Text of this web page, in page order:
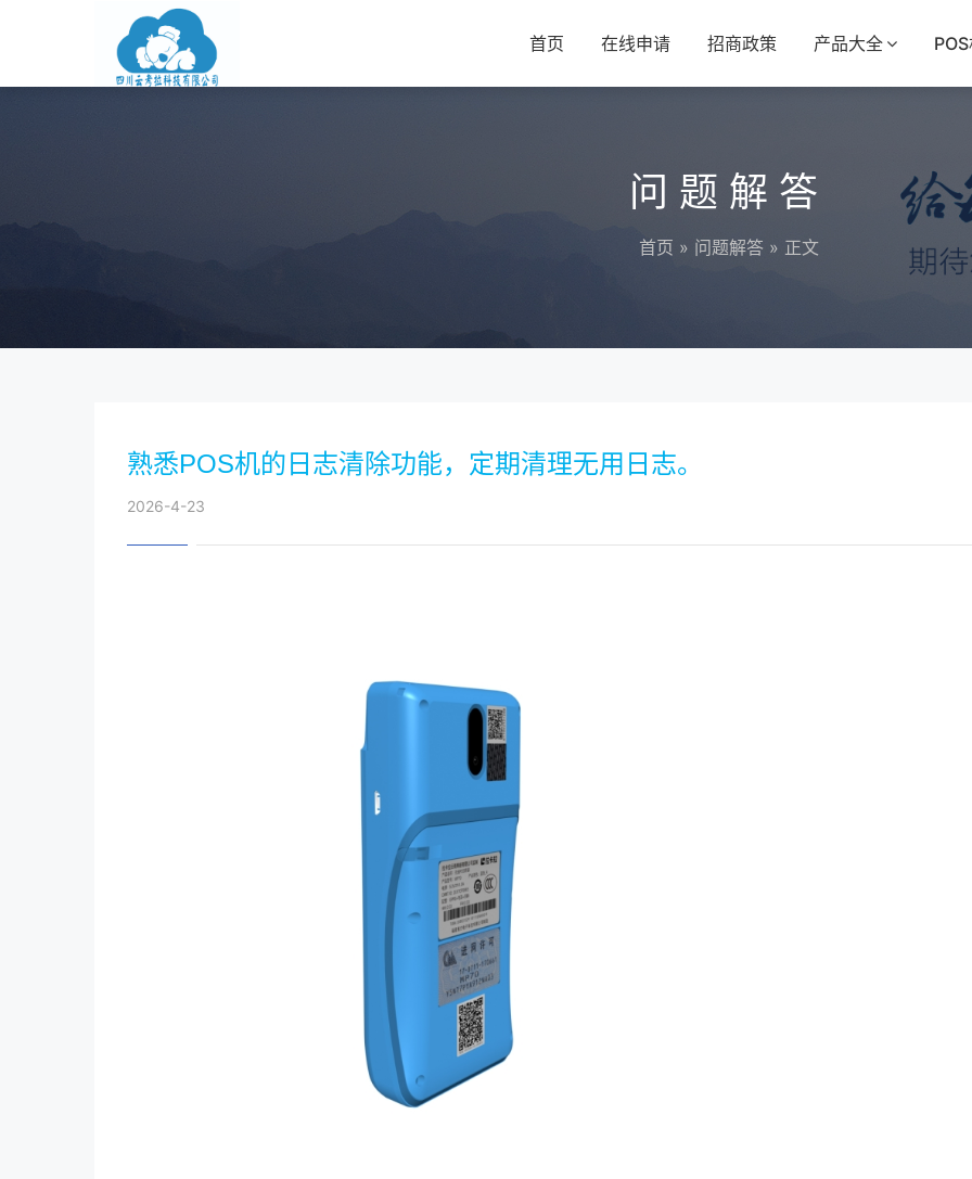
首页 在线申请 招商政策 产品大全
问题解答
首页 » 问题解答 » 正文
熟悉POS机的日志清除功能，定期清理无用日志。
2026-4-23